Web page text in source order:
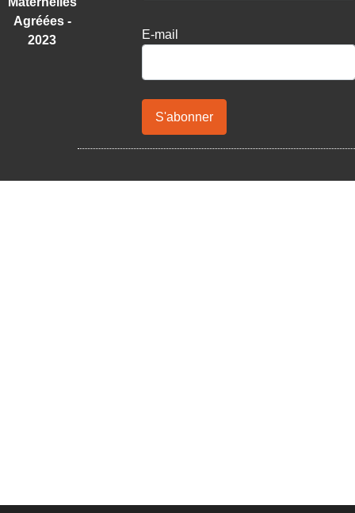
Agréées -
2023
E-mail
S'abonner